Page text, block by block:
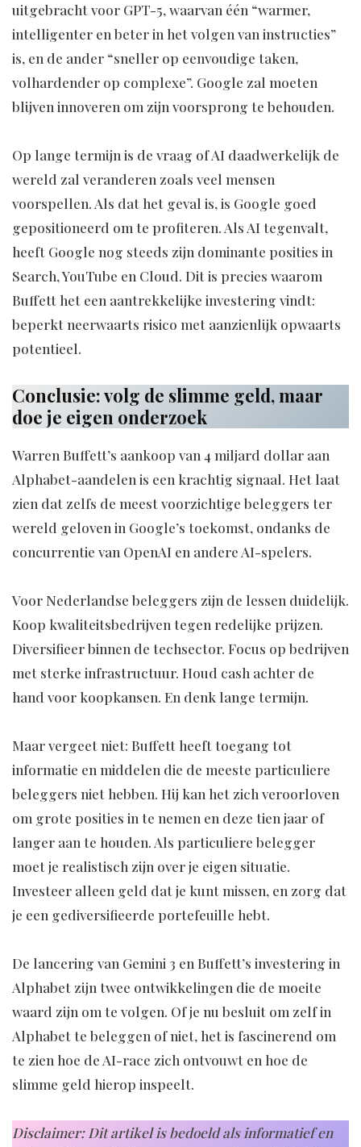
uitgebracht voor GPT-5, waarvan één “warmer,
intelligenter en beter in het volgen van instructies”
is, en de ander “sneller op eenvoudige taken,
volhardender op complexe”. Google zal moeten
blijven innoveren om zijn voorsprong te behouden.
Op lange termijn is de vraag of AI daadwerkelijk de
wereld zal veranderen zoals veel mensen
voorspellen. Als dat het geval is, is Google goed
gepositioneerd om te profiteren. Als AI tegenvalt,
heeft Google nog steeds zijn dominante posities in
Search, YouTube en Cloud. Dit is precies waarom
Buffett het een aantrekkelijke investering vindt:
beperkt neerwaarts risico met aanzienlijk opwaarts
potentieel.
Conclusie: volg de slimme geld, maar
doe je eigen onderzoek
Warren Buffett’s aankoop van 4 miljard dollar aan
Alphabet-aandelen is een krachtig signaal. Het laat
zien dat zelfs de meest voorzichtige beleggers ter
wereld geloven in Google’s toekomst, ondanks de
concurrentie van OpenAI en andere AI-spelers.
Voor Nederlandse beleggers zijn de lessen duidelijk.
Koop kwaliteitsbedrijven tegen redelijke prijzen.
Diversifieer binnen de techsector. Focus op bedrijven
met sterke infrastructuur. Houd cash achter de
hand voor koopkansen. En denk lange termijn.
Maar vergeet niet: Buffett heeft toegang tot
informatie en middelen die de meeste particuliere
beleggers niet hebben. Hij kan het zich veroorloven
om grote posities in te nemen en deze tien jaar of
langer aan te houden. Als particuliere belegger
moet je realistisch zijn over je eigen situatie.
Investeer alleen geld dat je kunt missen, en zorg dat
je een gediversifieerde portefeuille hebt.
De lancering van Gemini 3 en Buffett’s investering in
Alphabet zijn twee ontwikkelingen die de moeite
waard zijn om te volgen. Of je nu besluit om zelf in
Alphabet te beleggen of niet, het is fascinerend om
te zien hoe de AI-race zich ontvouwt en hoe de
slimme geld hierop inspeelt.
Disclaimer: Dit artikel is bedoeld als informatief en